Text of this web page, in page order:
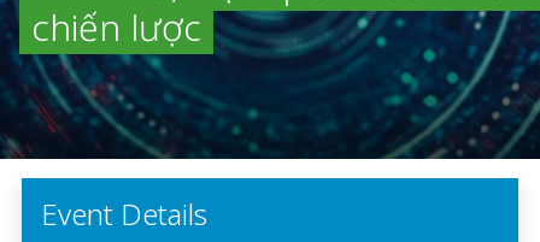
chiến lược
Event Details